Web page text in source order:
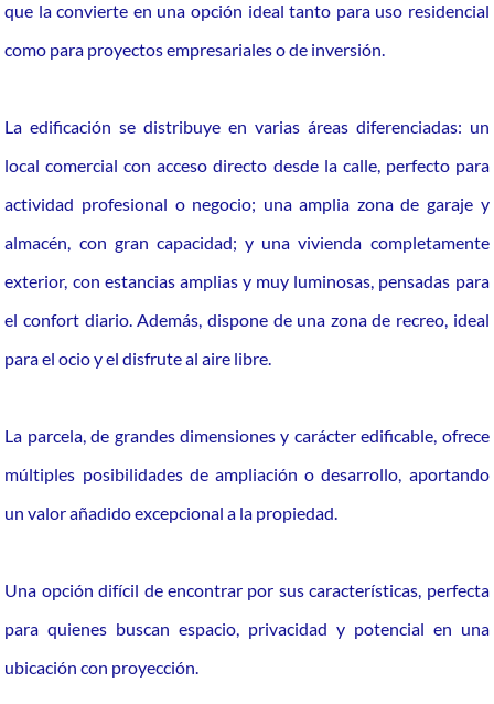
que la convierte en una opción ideal tanto para uso residencial
como para proyectos empresariales o de inversión.
La edificación se distribuye en varias áreas diferenciadas: un
local comercial con acceso directo desde la calle, perfecto para
actividad profesional o negocio; una amplia zona de garaje y
almacén, con gran capacidad; y una vivienda completamente
exterior, con estancias amplias y muy luminosas, pensadas para
el confort diario. Además, dispone de una zona de recreo, ideal
para el ocio y el disfrute al aire libre.
La parcela, de grandes dimensiones y carácter edificable, ofrece
múltiples posibilidades de ampliación o desarrollo, aportando
un valor añadido excepcional a la propiedad.
Una opción difícil de encontrar por sus características, perfecta
para quienes buscan espacio, privacidad y potencial en una
ubicación con proyección.